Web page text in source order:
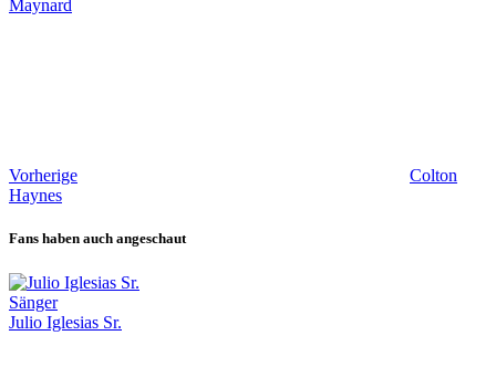
Maynard
Vorherige
Colton
Haynes
Fans haben auch angeschaut
Sänger
Julio Iglesias Sr.